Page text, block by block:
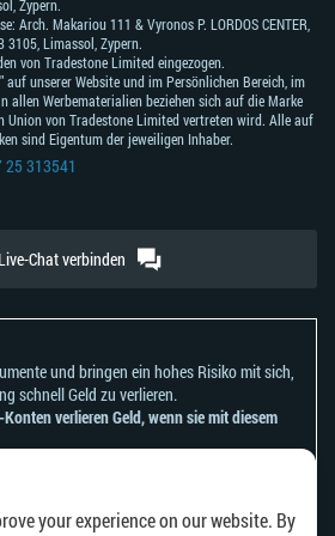
your experience on our website. By
Zypern.
Arch. Makariou 111 & Vyronos Р. LORDOS CENTER,
3105, Limassol, Zypern.
von Tradestone Limited eingezogen.
auf unserer Website und im Persönlichen Bereich, im
allen Werbematerialien beziehen sich auf die Marke
Union von Tradestone Limited vertreten wird. Alle auf
sind Eigentum der jeweiligen Inhaber.
25 313541
Chat verbinden
und bringen ein hohes Risiko mit sich,
schnell Geld zu verlieren.
verlieren Geld, wenn sie mit diesem
zu riskieren, Ihr Geld zu verlieren.
Risikoanerkennungen und Offenlegungen
Website sind nicht für Personen bestimmt,